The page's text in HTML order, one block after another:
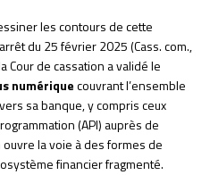
les contours de cette
du 25 février 2025 (Cass. com.,
de cassation a validé le
numériquecouvrant l’ensemble
sa banque, y compris ceux
(API) auprès de
la voie à des formes de
financier fragmenté.